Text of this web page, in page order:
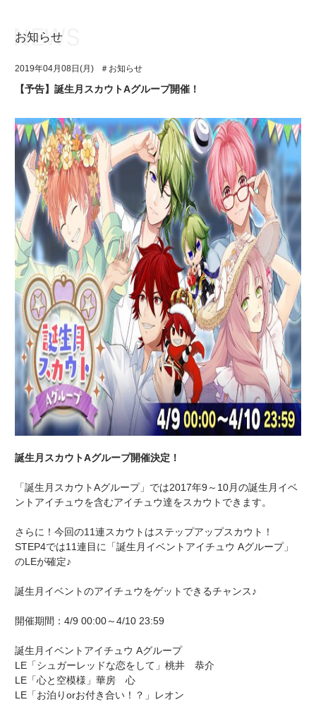
アプリゲーム
イベント・キャンペーン
ミュージック
グッズ・本
ギャラリー
ユニット&キャラクター
アプリゲーム
イベント・キャンペーン
ミュージック
グッズ・本
ギャラリー
お知らせ
2019年04月08日(月) ＃お知らせ
【予告】誕生月スカウトAグループ開催！
誕生月スカウトAグループ開催決定！
「誕生月スカウトAグループ」では2017年9～10月の誕生月イベ
ントアイチュウを含むアイチュウ達をスカウトできます。
さらに！今回の11連スカウトはステップアップスカウト！
STEP4では11連目に「誕生月イベントアイチュウ Aグループ」
のLEが確定♪
誕生月イベントのアイチュウをゲットできるチャンス♪
開催期間：4/9 00:00～4/10 23:59
誕生月イベントアイチュウ Aグループ
LE「シュガーレッドな恋をして」桃井 恭介
LE「心と空模様」華房 心
LE「お泊りorお付き合い！？」レオン